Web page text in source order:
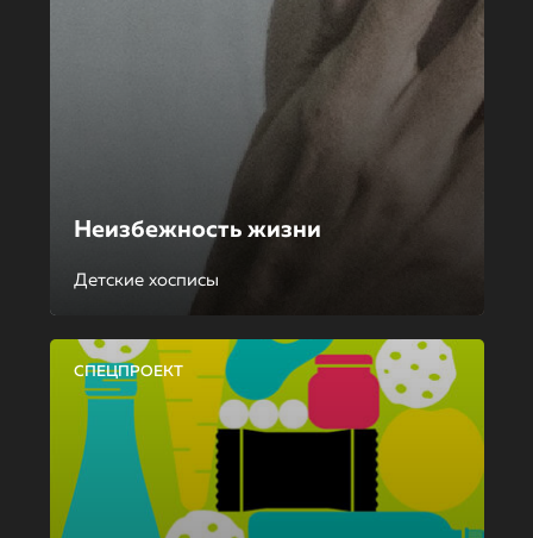
Неизбежность жизни
Детские хосписы
СПЕЦПРОЕКТ